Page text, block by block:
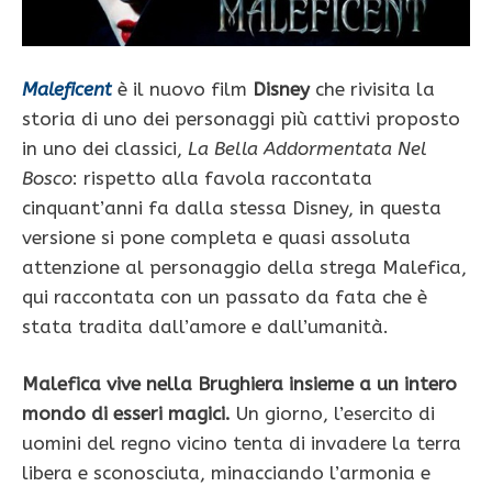
Maleficentè il nuovo film Disneyche rivisita la
storia di uno dei personaggi più cattivi proposto
in uno dei classici, La Bella Addormentata Nel
Bosco: rispetto alla favola raccontata
cinquant’anni fa dalla stessa Disney, in questa
versione si pone completa e quasi assoluta
attenzione al personaggio della strega Malefica,
qui raccontata con un passato da fata che è
stata tradita dall’amore e dall’umanità.
Malefica vive nella Brughiera insieme a un intero
mondo di esseri magici. Un giorno, l’esercito di
uomini del regno vicino tenta di invadere la terra
libera e sconosciuta, minacciando l’armonia e